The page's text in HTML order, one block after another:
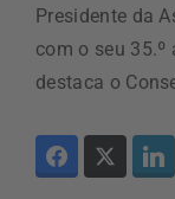
Presidente da
com o seu
destaca o